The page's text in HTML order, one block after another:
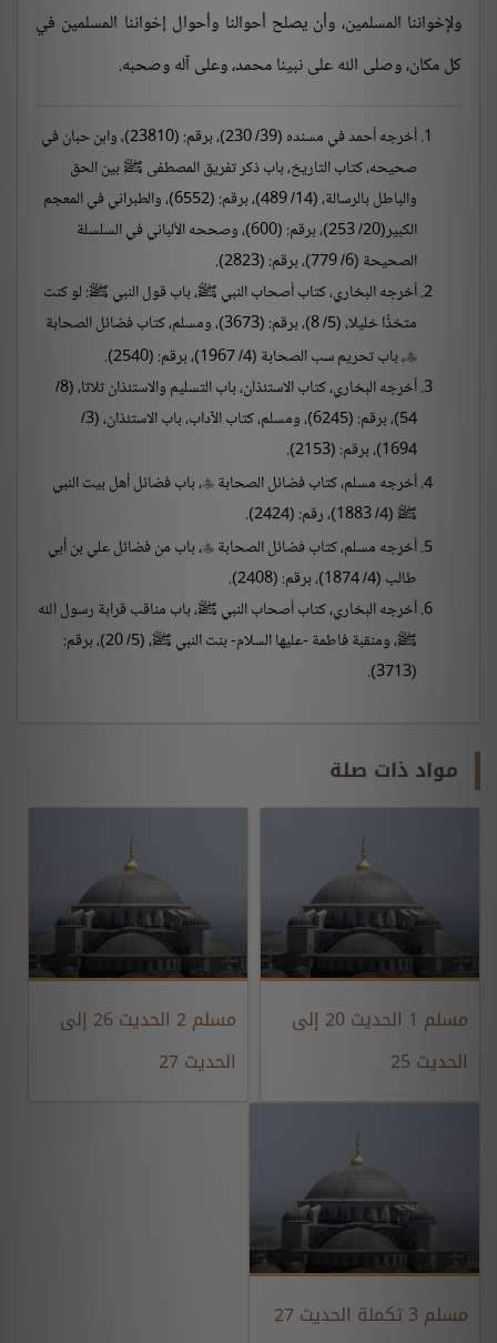
ولإخواننا المسلمين، وأن يصلح أحوالنا وأحوال إخواننا المسلمين في
كل مكان، وصلى الله على نبينا محمد، وعلى آله وصحبه.
أخرجه أحمد في مسنده (39/ 230)، برقم: (23810)، وابن حبان في
صحيحه، كتاب التاريخ، باب ذكر تفريق المصطفى ﷺ بين الحق
والباطل بالرسالة، (14/ 489)، برقم: (6552)، والطبراني في المعجم
الكبير(20/ 253)، برقم: (600)، وصححه الألباني في السلسلة
الصحيحة (6/ 779)، برقم: (2823).
أخرجه البخاري، كتاب أصحاب النبي ﷺ، باب قول النبي ﷺ: لو كنت
متخذًا خليلا، (5/ 8)، برقم: (3673)، ومسلم، كتاب فضائل الصحابة
، باب تحريم سب الصحابة (4/ 1967)، برقم: (2540).
أخرجه البخاري، كتاب الاستئذان، باب التسليم والاستئذان ثلاثا، (8/
54)، برقم: (6245)، ومسلم، كتاب الآداب، باب الاستئذان، (3/
1694)، برقم: (2153).
أخرجه مسلم، كتاب فضائل الصحابة ، باب فضائل أهل بيت النبي
ﷺ (4/ 1883)، رقم: (2424).
أخرجه مسلم، كتاب فضائل الصحابة ، باب من فضائل علي بن أبي
طالب (4/ 1874)، برقم: (2408).
أخرجه البخاري، كتاب أصحاب النبي ﷺ، باب مناقب قرابة رسول الله
ﷺ، ومنقبة فاطمة -عليها السلام- بنت النبي ﷺ، (5/ 20)، برقم:
(3713).
مواد ذات صلة
مسلم 1 الحديث 20 إلى
الحديث 25
مسلم 2 الحديث 26 إلى
الحديث 27
مسلم 3 تكملة الحديث 27